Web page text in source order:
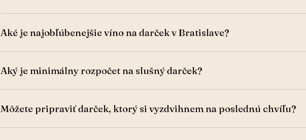
Aké je najobľúbenejšie víno na darček v Bratislave?
Aký je minimálny rozpočet na slušný darček?
Môžete pripraviť darček, ktorý si vyzdvihnem na poslednú chvíľu?